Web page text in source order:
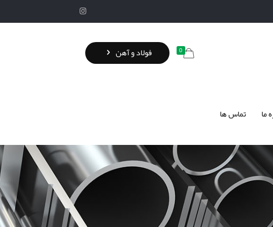
ما تماس ها
0 فولاد و آهن